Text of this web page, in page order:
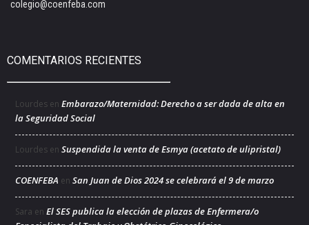
colegio@coenfeba.com
COMENTARIOS RECIENTES
Lourdes en Embarazo/Maternidad: Derecho a ser dada de alta en
la Seguridad Social
Lourdes en Suspendida la venta de Esmya (acetato de ulipristal)
COENFEBA en San Juan de Dios 2024 se celebrará el 9 de marzo
Sara en El SES publica la elección de plazas de Enfermera/o